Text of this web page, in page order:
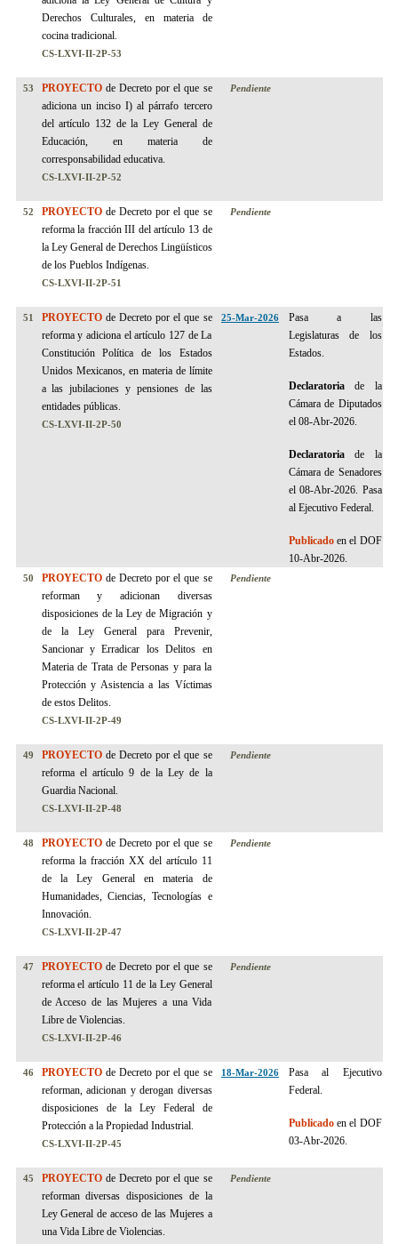
Derechos Culturales, en materia de
cocina tradicional.
CS-LXVI-II-2P-53
53 PROYECTOde Decreto por el que se
adiciona un inciso I) al párrafo tercero
del artículo 132 de la Ley General de
Educación, en materia de
corresponsabilidad educativa.
CS-LXVI-II-2P-52
Pendiente
52 PROYECTOde Decreto por el que se
reforma la fracción III del artículo 13 de
la Ley General de Derechos Lingüísticos
de los Pueblos Indígenas.
CS-LXVI-II-2P-51
Pendiente
51 PROYECTOde Decreto por el que se
reforma y adiciona el artículo 127 de La
Constitución Política de los Estados
Unidos Mexicanos, en materia de límite
a las jubilaciones y pensiones de las
entidades públicas.
CS-LXVI-II-2P-50
25-Mar-2026
Pasa a las
Legislaturas de los
Estados.
Declaratoria de la
Cámara de Diputados
el 08-Abr-2026.
Declaratoriade la
Cámara de Senadores
el 08-Abr-2026. Pasa
al Ejecutivo Federal.
Publicadoen el DOF
10-Abr-2026.
50 PROYECTOde Decreto por el que se
reforman y adicionan diversas
disposiciones de la Ley de Migración y
de la Ley General para Prevenir,
Sancionar y Erradicar los Delitos en
Materia de Trata de Personas y para la
Protección y Asistencia a las Víctimas
de estos Delitos.
CS-LXVI-II-2P-49
Pendiente
49 PROYECTOde Decreto por el que se
reforma el artículo 9 de la Ley de la
Guardia Nacional.
CS-LXVI-II-2P-48
Pendiente
48 PROYECTOde Decreto por el que se
reforma la fracción XX del artículo 11
de la Ley General en materia de
Humanidades, Ciencias, Tecnologías e
Innovación.
CS-LXVI-II-2P-47
Pendiente
47 PROYECTOde Decreto por el que se
reforma el artículo 11 de la Ley General
de Acceso de las Mujeres a una Vida
Libre de Violencias.
CS-LXVI-II-2P-46
Pendiente
46 PROYECTOde Decreto por el que se
reforman, adicionan y derogan diversas
disposiciones de la Ley Federal de
Protección a la Propiedad Industrial.
CS-LXVI-II-2P-45
18-Mar-2026
Pasa al Ejecutivo
Federal.
Publicadoen el DOF
03-Abr-2026.
45 PROYECTOde Decreto por el que se
reforman diversas disposiciones de la
Ley General de acceso de las Mujeres a
una Vida Libre de Violencias.
Pendiente